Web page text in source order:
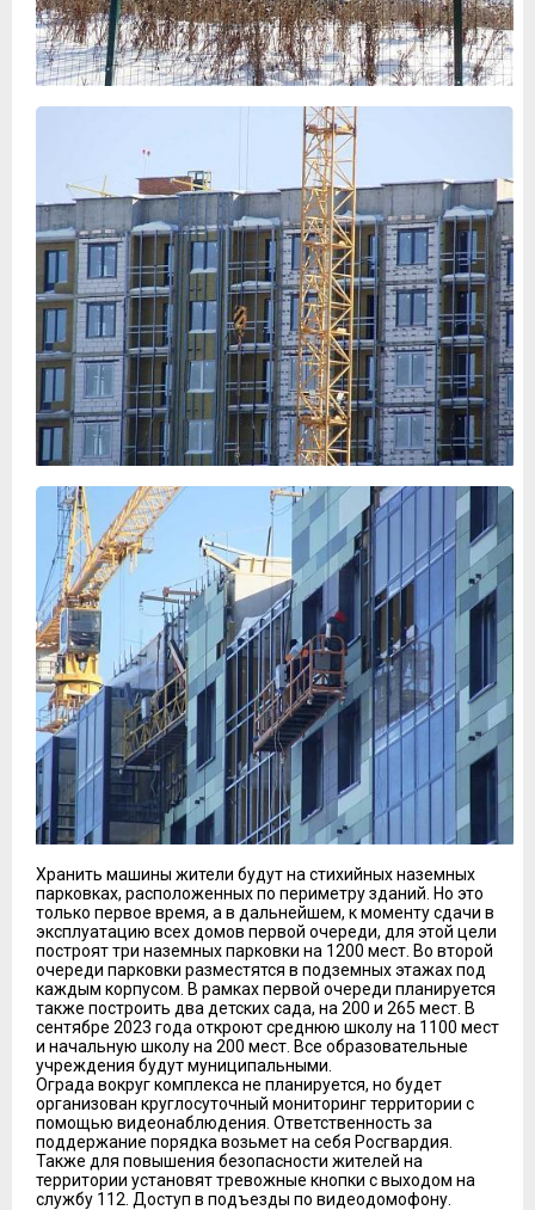
Хранить машины жители будут на стихийных наземных
парковках, расположенных по периметру зданий. Но это
только первое время, а в дальнейшем, к моменту сдачи в
эксплуатацию всех домов первой очереди, для этой цели
построят три наземных парковки на 1200 мест. Во второй
очереди парковки разместятся в подземных этажах под
каждым корпусом. В рамках первой очереди планируется
также построить два детских сада, на 200 и 265 мест. В
сентябре 2023 года откроют среднюю школу на 1100 мест
и начальную школу на 200 мест. Все образовательные
учреждения будут муниципальными.
Ограда вокруг комплекса не планируется, но будет
организован круглосуточный мониторинг территории с
помощью видеонаблюдения. Ответственность за
поддержание порядка возьмет на себя Росгвардия.
Также для повышения безопасности жителей на
территории установят тревожные кнопки с выходом на
службу 112. Доступ в подъезды по видеодомофону.